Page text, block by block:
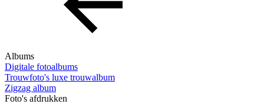
Albums
Digitale fotoalbums
Trouwfoto's luxe trouwalbum
Zigzag album
Foto's afdrukken